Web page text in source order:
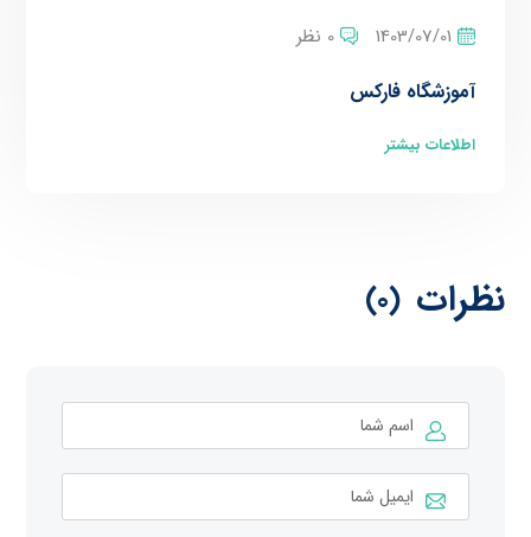
1403/07/01 0 نظر
آموزشگاه فارکس
اطلاعات بیشتر
نظرات (0)